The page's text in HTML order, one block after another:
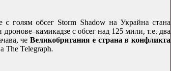
с голям обсег Storm Shadowна Украйна стана
с обсег над 125 мили, т.е. два
че Великобритания е страна в конфликта
The Telegraph.